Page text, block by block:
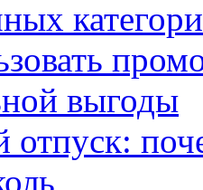
выгоды
отпуск: